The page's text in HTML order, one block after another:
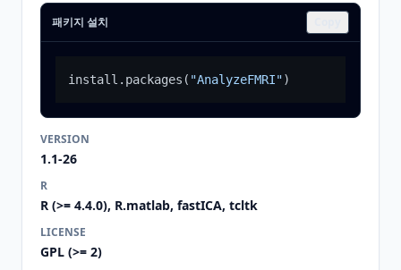
패키지 설치
install.packages ( "AnalyzeFMRI")
VERSION
1.1-26
R
R (>= 4.4.0), R.matlab, fastICA, tcltk
LICENSE
GPL (>= 2)